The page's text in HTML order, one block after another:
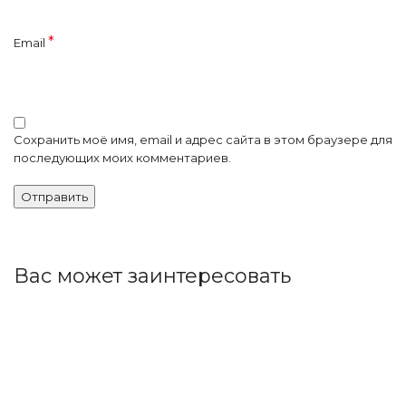
Email *
Сохранить моё имя, email и адрес сайта в этом браузере для
последующих моих комментариев.
Вас может заинтересовать